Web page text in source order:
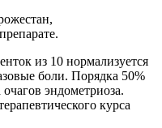
из 10 нормализуется
боли. Порядка 50%
эндометриоза.
курса